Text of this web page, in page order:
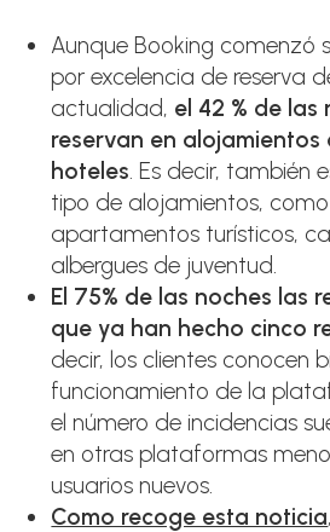
Aunque Booking comenzó
por excelencia de reserva
actualidad, el 42 % de las
reservan en alojamientos
hoteles. Es decir, también
tipo de alojamientos,
apartamentos turísticos,
albergues de juventud.
El 75% de las noches las
que ya han hecho cinco
decir, los clientes conocen
funcionamiento de la
el número de incidencias
en otras plataformas
usuarios nuevos.
Como recoge esta noticia,